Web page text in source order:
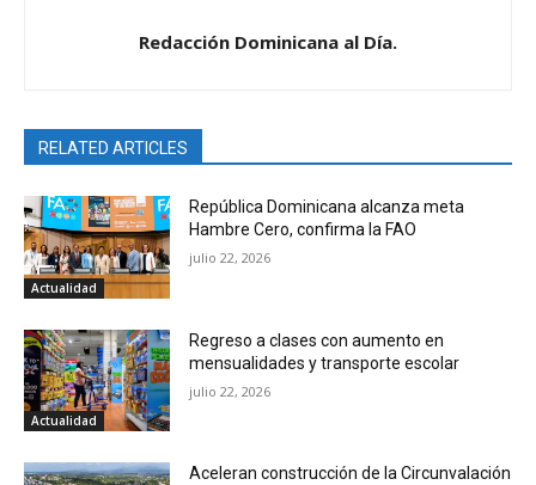
Redacción Dominicana al Día.
RELATED ARTICLES
Actualidad
República Dominicana alcanza meta
Hambre Cero, confirma la FAO
julio 22, 2026
Actualidad
Regreso a clases con aumento en
mensualidades y transporte escolar
julio 22, 2026
Aceleran construcción de la Circunvalación